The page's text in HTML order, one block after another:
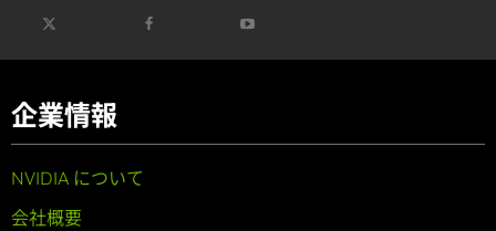
企業情報
NVIDIA について
会社概要